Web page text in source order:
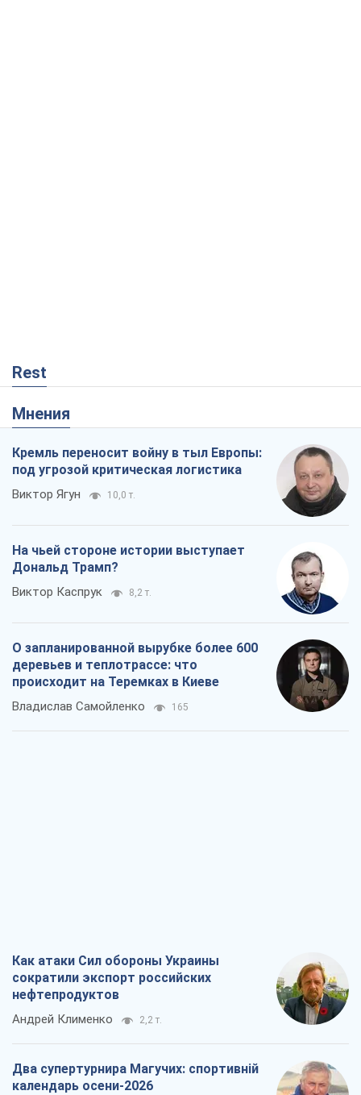
Rest
Мнения
Кремль переносит войну в тыл Европы:
под угрозой критическая логистика
Виктор Ягун 10,0 т.
На чьей стороне истории выступает
Дональд Трамп?
Виктор Каспрук 8,2 т.
О запланированной вырубке более 600
деревьев и теплотрассе: что
происходит на Теремках в Киеве
Владислав Самойленко 165
Как атаки Сил обороны Украины
сократили экспорт российских
нефтепродуктов
Андрей Клименко 2,2 т.
Два супертурнира Магучих: спортивній
календарь осени-2026